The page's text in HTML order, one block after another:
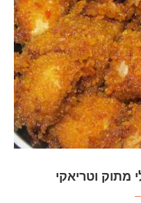
מתוק וטריאקי